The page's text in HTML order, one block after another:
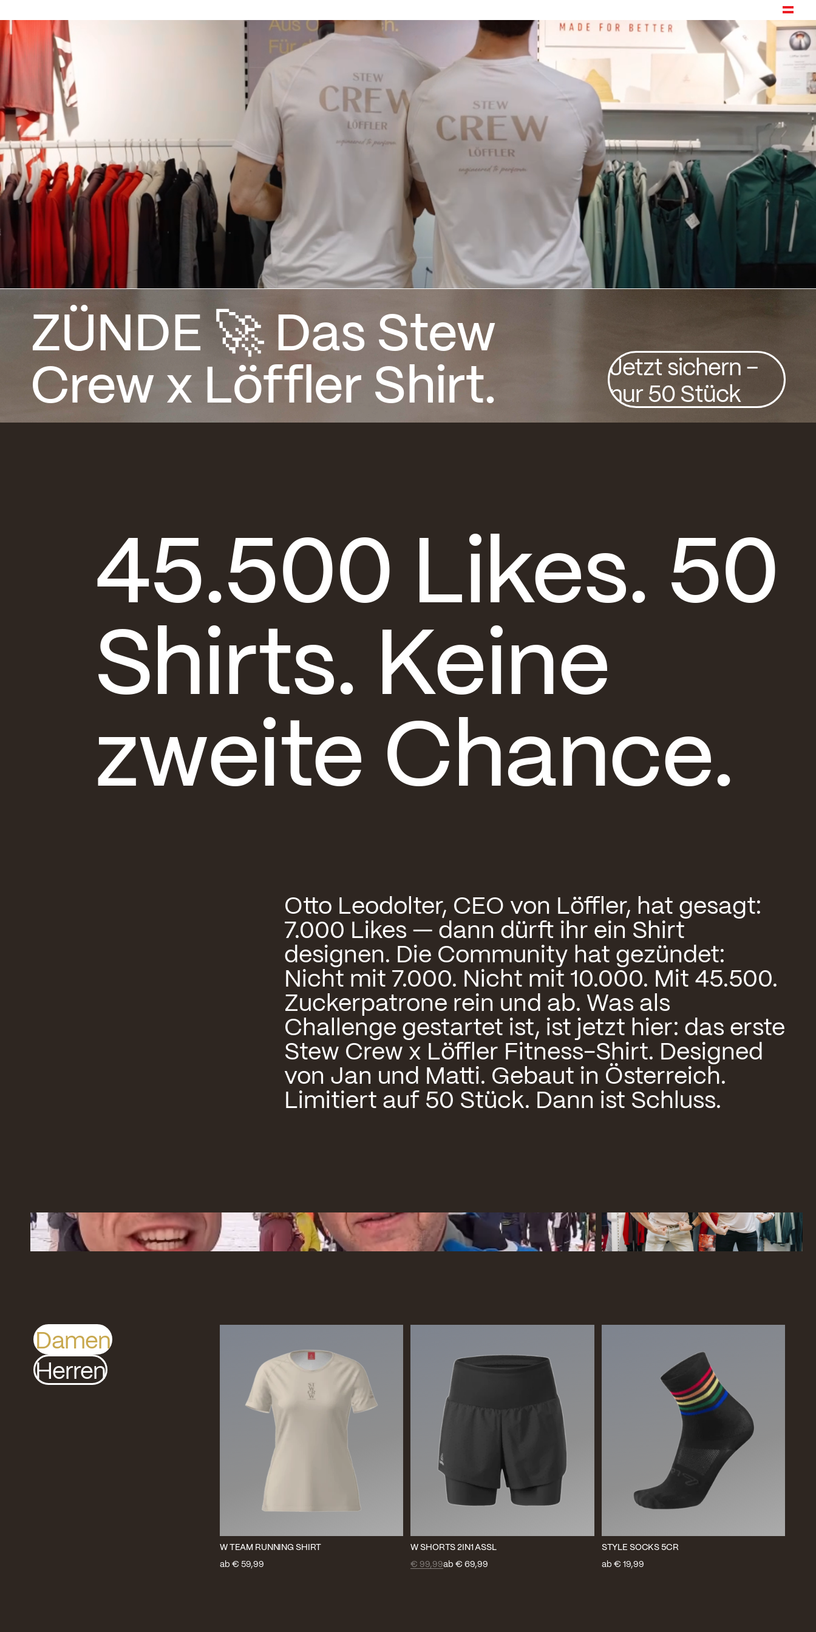
ZÜNDE 🚀 Das Stew
Crew x Löffler Shirt. Jetzt sichern –
nur 50 Stück
45.500 Likes. 50
Shirts. Keine
zweite Chance.
Otto Leodolter, CEO von Löffler, hat gesagt:
7.000 Likes — dann dürft ihr ein Shirt
designen. Die Community hat gezündet:
Nicht mit 7.000. Nicht mit 10.000. Mit 45.500.
Zuckerpatrone rein und ab. Was als
Challenge gestartet ist, ist jetzt hier: das erste
Stew Crew x Löffler Fitness-Shirt. Designed
von Jan und Matti. Gebaut in Österreich.
Limitiert auf 50 Stück. Dann ist Schluss.
Damen
Herren
W TEAM RUNNING SHIRT
ab€ 59,99
W SHORTS 2IN1 ASSL
ab€ 69,99
€ 99,99
STYLE SOCKS 5CR
ab€ 19,99